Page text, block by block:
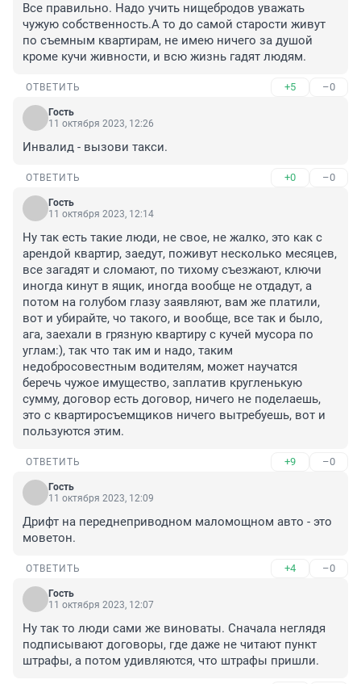
Все правильно. Надо учить нищебродов уважать
чужую собственность.А то до самой старости живут
по съемным квартирам, не имею ничего за душой
кроме кучи живности, и всю жизнь гадят людям.
ОТВЕТИТЬ +5 –0
Гость
11 октября 2023, 12:26
Инвалид - вызови такси.
ОТВЕТИТЬ +0 –0
Гость
11 октября 2023, 12:14
Ну так есть такие люди, не свое, не жалко, это как с
арендой квартир, заедут, поживут несколько месяцев,
все загадят и сломают, по тихому съезжают, ключи
иногда кинут в ящик, иногда вообще не отдадут, а
потом на голубом глазу заявляют, вам же платили,
вот и убирайте, чо такого, и вообще, все так и было,
ага, заехали в грязную квартиру с кучей мусора по
углам:), так что так им и надо, таким
недобросовестным водителям, может научатся
беречь чужое имущество, заплатив кругленькую
сумму, договор есть договор, ничего не поделаешь,
это с квартиросъемщиков ничего вытребуешь, вот и
пользуются этим.
ОТВЕТИТЬ +9 –0
Гость
11 октября 2023, 12:09
Дрифт на переднеприводном маломощном авто - это
моветон.
ОТВЕТИТЬ +4 –0
Гость
11 октября 2023, 12:07
Ну так то люди сами же виноваты. Сначала неглядя
подписывают договоры, где даже не читают пункт
штрафы, а потом удивляются, что штрафы пришли.